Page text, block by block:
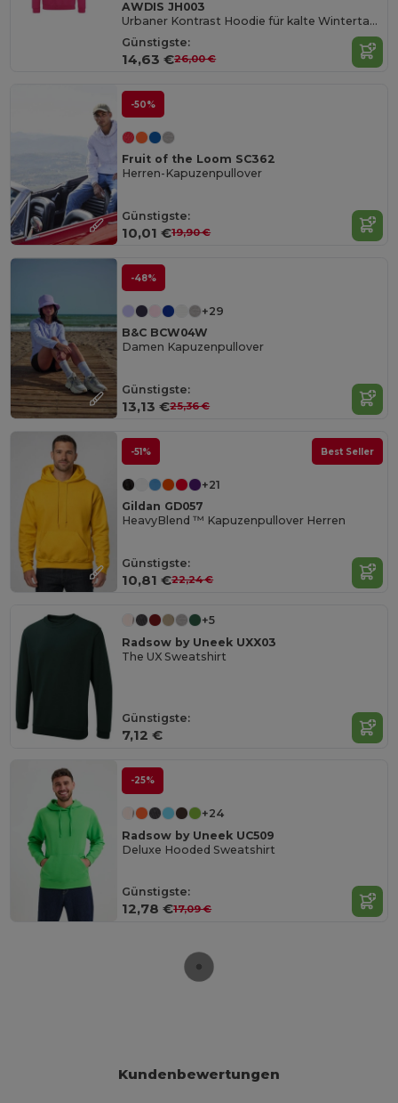
AWDIS JH003
Urbaner Kontrast Hoodie für kalte Wintertage
Günstigste:
14,63 €26,00 €
-50%
Fruit of the Loom SC362
Herren-Kapuzenpullover
Günstigste:
10,01 €19,90 €
-48%
+29
B&C BCW04W
Damen Kapuzenpullover
Günstigste:
13,13 €25,36 €
-51% Best Seller
+21
Gildan GD057
HeavyBlend ™ Kapuzenpullover Herren
Günstigste:
10,81 €22,24 €
+5
Radsow by Uneek UXX03
The UX Sweatshirt
Günstigste:
7,12 €
-25%
+24
Radsow by Uneek UC509
Deluxe Hooded Sweatshirt
Günstigste:
12,78 €17,09 €
Kundenbewertungen